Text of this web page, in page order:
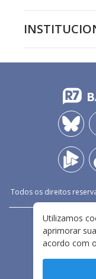
Todos os direitos
Utilizamos
aprimorar
acordo com o